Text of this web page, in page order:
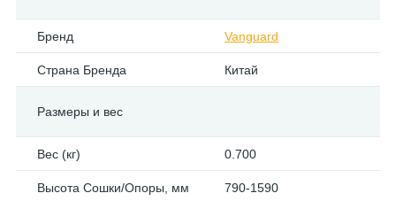
Бренд Vanguard
Страна Бренда Китай
Размеры и вес
Вес (кг) 0.700
Высота Сошки/Опоры, мм 790-1590